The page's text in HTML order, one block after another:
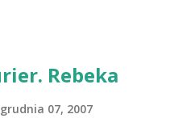
Rebeka
grudnia 07, 2007